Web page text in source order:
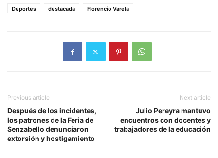
Deportes
destacada Florencio Varela
Previous article
Después de los incidentes,
los patrones de la Feria de
Senzabello denunciaron
extorsión y hostigamiento
Next article
Julio Pereyra mantuvo
encuentros con docentes y
trabajadores de la educación